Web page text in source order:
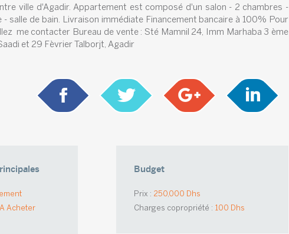
ville d'Agadir. Appartement est composé d'un salon - 2 chambres -
- salle de bain. Livraison immédiate Financement bancaire à 100% Pour
me contacter Bureau de vente : Sté Mamnil 24, Imm Marhaba 3 ème
et 29 Fèvrier Talborjt, Agadir
A Acheter
Budget
Prix : 250,000 Dhs
Charges copropriété : 100 Dhs